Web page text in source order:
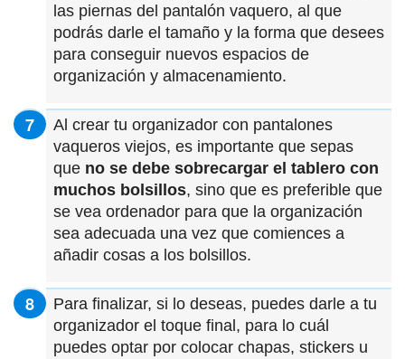
las piernas del pantalón vaquero, al que
podrás darle el tamaño y la forma que desees
para conseguir nuevos espacios de
organización y almacenamiento.
Al crear tu organizador con pantalones
vaqueros viejos, es importante que sepas
que no se debe sobrecargar el tablero con
muchos bolsillos, sino que es preferible que
se vea ordenador para que la organización
sea adecuada una vez que comiences a
añadir cosas a los bolsillos.
Para finalizar, si lo deseas, puedes darle a tu
organizador el toque final, para lo cuál
puedes optar por colocar chapas, stickers u